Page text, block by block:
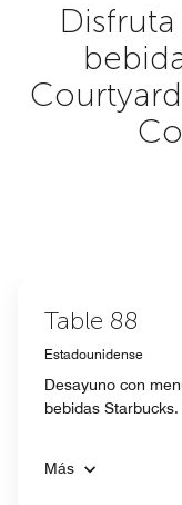
Table 88
Estadounidense
Desayuno con
bebidas Starbucks.
Más